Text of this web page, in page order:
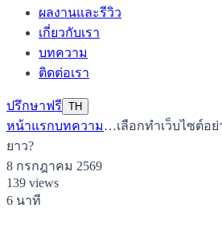
ผลงานและรีวิว
เกี่ยวกับเรา
บทความ
ติดต่อเรา
ปรึกษาฟรี TH
หน้าแรกบทความ…เลือกทำเว็บไซต์อ
ยาว?
8 กรกฎาคม 2569
139 views
6 นาที